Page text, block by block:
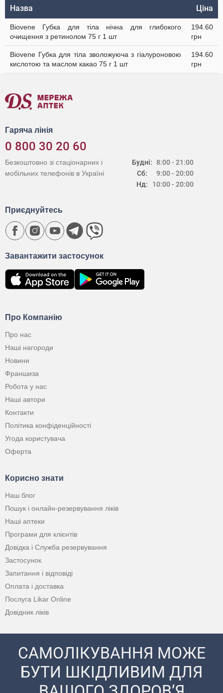
Назва Ціна
Biovene Губка для тіла нічна для глибокого
очищення з ретинолом 75 г 1 шт
194.60
грн
Biovene Губка для тіла зволожуюча з гіалуроновою
кислотою та маслом какао 75 г 1 шт
194.60
грн
Гаряча лінія
0 800 30 20 60
Будні:
Сб:
Нд:
8:00 - 21:00
9:00 - 20:00
10:00 - 20:00
Безкоштовно зі стаціонарних і
мобільних телефонів в Україні
Про Компанію
Про нас
Наші нагороди
Новини
Франшиза
Робота у нас
Наші автори
Контакти
Політика конфіденційності
Угода користувача
Оферта
Корисно знати
Наш блог
Пошук і онлайн-резервування ліків
Наші аптеки
Програми для клієнтів
Довідка і Служба резервування
Застосунок
Запитання і відповіді
Оплата і доставка
Послуга Likar Online
Довідник ліків
Завантажити застосунок
Приєднуйтесь
САМОЛІКУВАННЯ МОЖЕ
БУТИ ШКІДЛИВИМ ДЛЯ